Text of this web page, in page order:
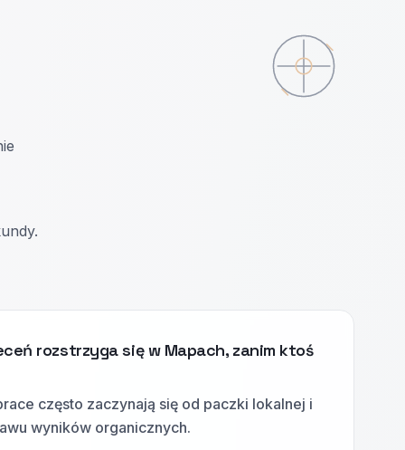
rozstrzyga się w Mapach, zanim ktoś
często zaczynają się od paczki lokalnej i
wyników organicznych.